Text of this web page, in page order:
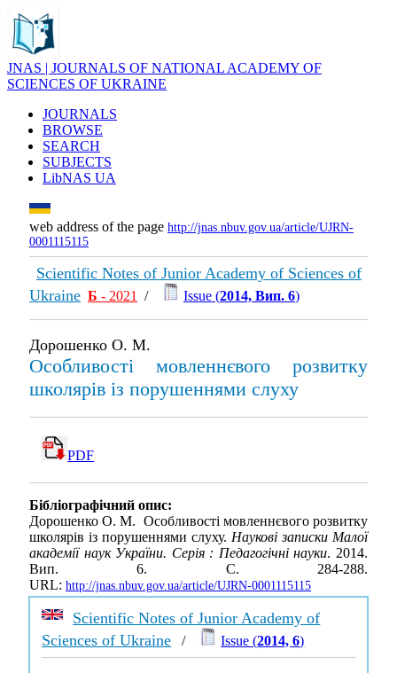
JNAS | JOURNALS OF NATIONAL ACADEMY OF
SCIENCES OF UKRAINE
JOURNALS
BROWSE
SEARCH
SUBJECTS
LibNAS UA
web address of the page http://jnas.nbuv.gov.ua/article/UJRN-
0001115115
Scientific Notes of Junior Academy of Sciences of
Ukraine Б - 2021 / Issue (2014, Вип. 6)
Дорошенко О. М.
Особливості мовленнєвого розвитку
школярів із порушеннями слуху
PDF
Бібліографічний опис:
Дорошенко О. М. Особливості мовленнєвого розвитку
школярів із порушеннями слуху. Наукові записки Малої
академії наук України. Серія : Педагогічні науки. 2014.
Вип. 6. С. 284-288.
URL: http://jnas.nbuv.gov.ua/article/UJRN-0001115115
Scientific Notes of Junior Academy of
Sciences of Ukraine / Issue (2014, 6)